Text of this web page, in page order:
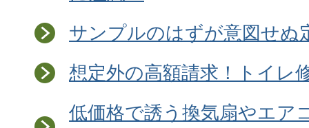
サンプルのはずが意図せぬ
想定外の高額請求！トイレ
低価格で誘う換気扇やエア